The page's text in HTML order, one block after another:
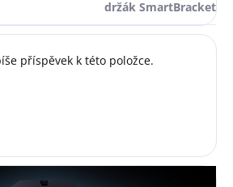
držák SmartBracket
příspěvek k této položce.